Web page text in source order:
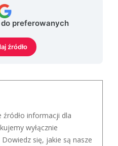
do preferowanych
źródło
źródło informacji dla
wyłącznie
się, jakie są nasze